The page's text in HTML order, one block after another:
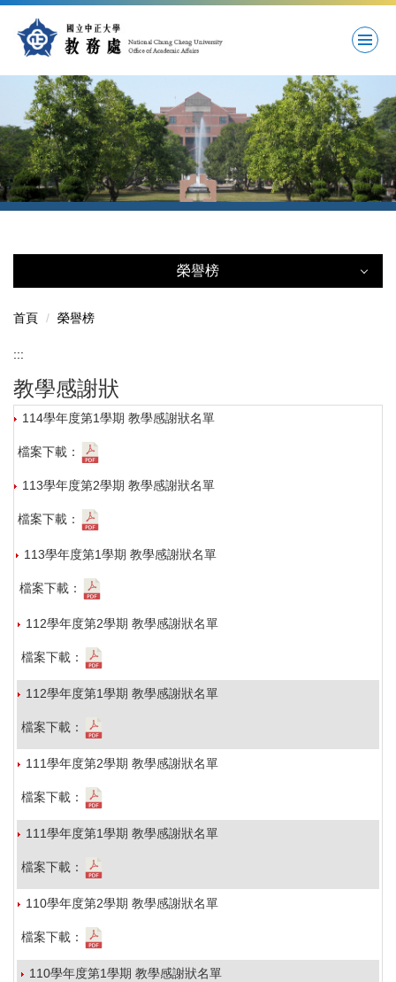
到
區
榮譽榜
優良教學獎
教學實踐研究績優計畫
教學感謝狀
優良教學助理
首頁 榮譽榜
:::
教學感謝狀
114學年度第1學期 教學感謝狀名單
檔案下載：
113學年度第2學期 教學感謝狀名單
檔案下載：
113學年度第1學期 教學感謝狀名單
檔案下載：
112學年度第2學期 教學感謝狀名單
檔案下載：
112學年度第1學期 教學感謝狀名單
檔案下載：
111學年度第2學期 教學感謝狀名單
檔案下載：
111學年度第1學期 教學感謝狀名單
檔案下載：
110學年度第2學期 教學感謝狀名單
檔案下載：
110學年度第1學期 教學感謝狀名單